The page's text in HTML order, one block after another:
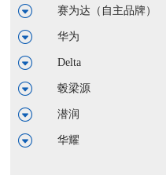
赛为达（自主品牌）
华为
Delta
毂梁源
潜润
华耀